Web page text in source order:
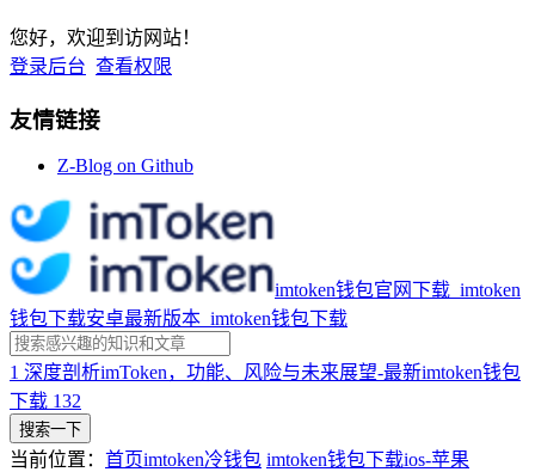
您好，欢迎到访网站！
登录后台 查看权限
友情链接
Z-Blog on Github
imtoken钱包官网下载_imtoken
钱包下载安卓最新版本_imtoken钱包下载
1 深度剖析imToken，功能、风险与未来展望-最新imtoken钱包
下载 132
搜索一下
当前位置： 首页imtoken冷钱包 imtoken钱包下载ios-苹果